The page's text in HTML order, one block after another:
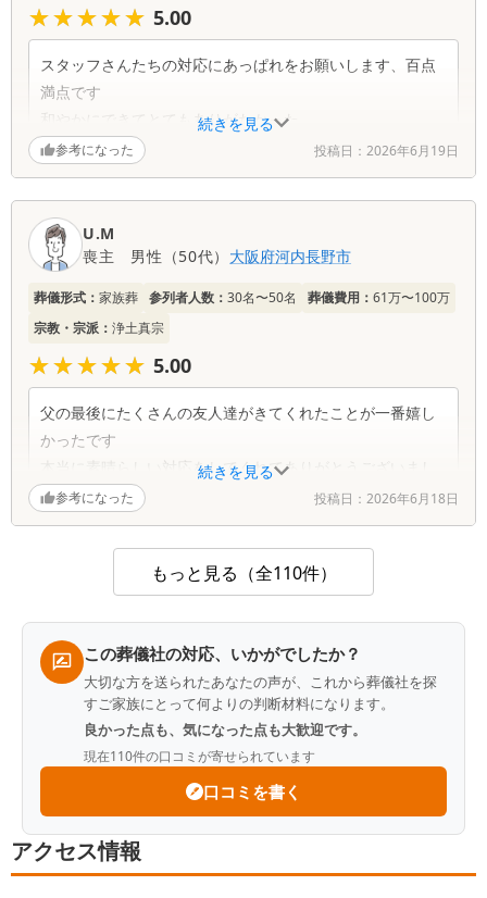
続きを見る
★★★★★
★★★★★ 5.00
スタッフさんたちの対応にあっぱれをお願いします、百点
満点です
和やかにできてとてもありがたかった
よく気がついて細やかな心遣いをしていただいた
参考になった 投稿日： 2026年6月19日
続きを見る
U.M
喪主
男性 （50代） 大阪府河内長野市
葬儀形式： 家族葬 参列者人数： 30名〜50名 葬儀費用： 61万〜100万
宗教・宗派： 浄土真宗
★★★★★
★★★★★ 5.00
父の最後にたくさんの友人達がきてくれたことが一番嬉し
かったです
本当に素晴らしい対応をしてくれてありがとうございまし
た
皆様のおかげで心に残る葬儀となりました
参考になった 投稿日： 2026年6月18日
もっと見る（全110件）
この葬儀社の対応、いかがでしたか？
大切な方を送られたあなたの声が、これから葬儀社を探
すご家族にとって何よりの判断材料になります。
良かった点も、気になった点も大歓迎です。
現在110件の口コミが寄せられています
口コミを書く
アクセス情報